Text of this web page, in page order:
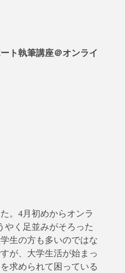
ト執筆講座＠オンライ
。4月初めからオンラ
やく足並みがそろった
生の方も多いのではな
が、大学生活が始まっ
求められて困っている